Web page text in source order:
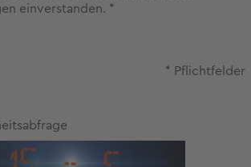
einverstanden. *
* Pflichtfelder